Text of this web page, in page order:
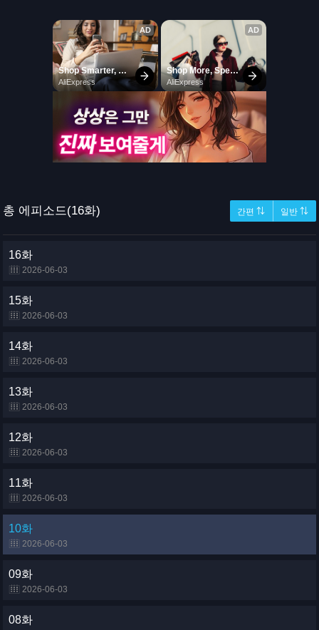
총 에피소드(16화) 간편 ⇅ 일반 ⇅
16화
2026-06-03
15화
2026-06-03
14화
2026-06-03
13화
2026-06-03
12화
2026-06-03
11화
2026-06-03
10화
2026-06-03
09화
2026-06-03
08화